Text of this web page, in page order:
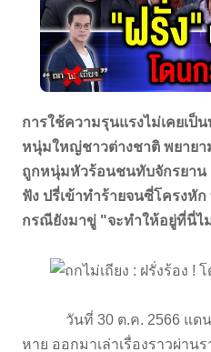
การใช้ความรุนแรงไม่เคยเป็
หนุ่มใหญ่ชาวต่างชาติ พยายา
ถูกหนุ่มหัวร้อนชนทับจักรยาน
ฟัง ปรี่เข้าทำร้ายจนซี่โครงหั
กรณียังมาขู่ "จะทำให้อยู่ที่นี่ไ
วันที่ 30 ต.ค. 2566 แดนนี่
หาย ออกมาเล่าเรื่องราวผ่าน